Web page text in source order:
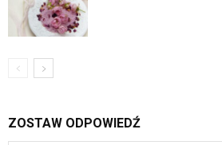
ZOSTAW ODPOWIEDŹ